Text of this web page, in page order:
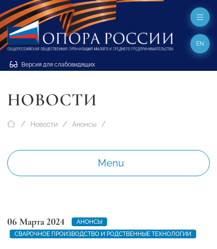
Версия для слабовидящих
EN
НОВОСТИ
Новости Анонсы
Menu
06 Марта 2024
АНОНСЫ
СВАРОЧНОЕ ПРОИЗВОДСТВО И РОДСТВЕННЫЕ ТЕХНОЛОГИИ